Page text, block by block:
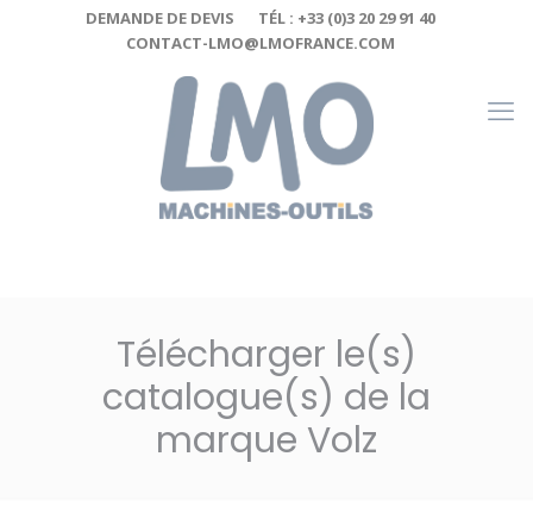
DEMANDE DE DEVIS
TÉL : +33 (0)3 20 29 91 40
CONTACT-LMO@LMOFRANCE.COM
Télécharger le(s)
catalogue(s) de la
marque Volz
Cookies management panel